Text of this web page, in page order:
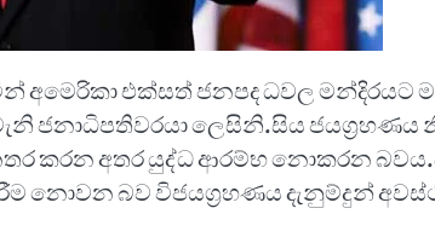
අමෙරිකා එක්සත් ජනපද ධවල මන්දිරයට
ජනාධිපතිවරයා ලෙසිනි.සිය
කරන අතර යුද්ධ ආරම්භ නොකරන
නොවන බව විජයග්‍රහණය දැනුම්දුන්